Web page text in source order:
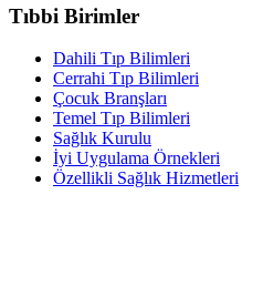
Tıbbi Birimler
Dahili Tıp Bilimleri
Cerrahi Tıp Bilimleri
Çocuk Branşları
Temel Tıp Bilimleri
Sağlık Kurulu
İyi Uygulama Örnekleri
Özellikli Sağlık Hizmetleri